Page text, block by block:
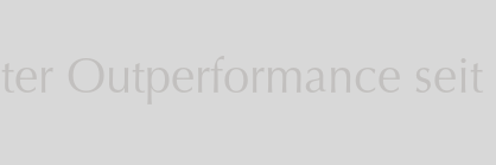
Outperformance seit